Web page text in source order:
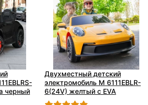
черный
Двухместный детский
электромобиль M 6111EBLR-
6(24V) желтый с EVA
колесами